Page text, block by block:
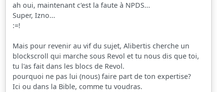
ah oui, maintenant c'est la faute à NPDS...
Super, Izno...
:=!
Mais pour revenir au vif du sujet, Alibertis cherche un
blockscroll qui marche sous Revol et tu nous dis que toi,
tu l'as fait dans les blocs de Revol.
pourquoi ne pas lui (nous) faire part de ton expertise?
Ici ou dans la Bible, comme tu voudras.